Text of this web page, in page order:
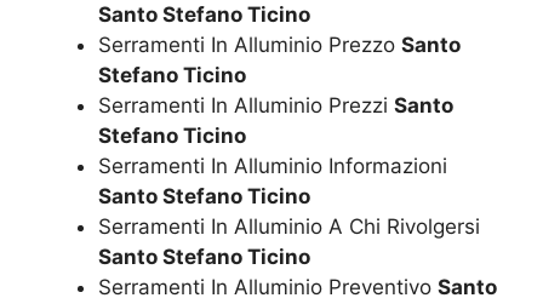
Santo Stefano Ticino
Serramenti In Alluminio Prezzo Santo
Stefano Ticino
Serramenti In Alluminio Prezzi Santo
Stefano Ticino
Serramenti In Alluminio Informazioni
Santo Stefano Ticino
Serramenti In Alluminio A Chi Rivolgersi
Santo Stefano Ticino
Serramenti In Alluminio Preventivo Santo